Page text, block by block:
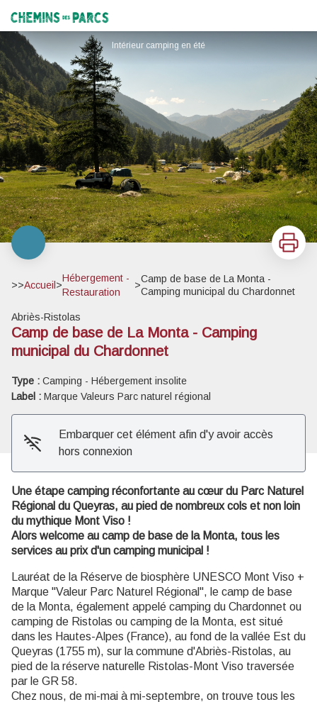
Chemins des Parcs
Intérieur camping en été
Voir l'image en plein écran
Imprimer
>>Accueil >
Hébergement -
Restauration
>
Camp de base de La Monta -
Camping municipal du Chardonnet
Abriès-Ristolas
Camp de base de La Monta - Camping
municipal du Chardonnet
Type : Camping - Hébergement insolite
Label : Marque Valeurs Parc naturel régional
Embarquer cet élément afin d'y avoir accès
hors connexion
Une étape camping réconfortante au cœur du Parc Naturel
Régional du Queyras, au pied de nombreux cols et non loin
du mythique Mont Viso !
Alors welcome au camp de base de la Monta, tous les
services au prix d'un camping municipal !
Lauréat de la Réserve de biosphère UNESCO Mont Viso +
Marque "Valeur Parc Naturel Régional", le camp de base
de la Monta, également appelé camping du Chardonnet ou
camping de Ristolas ou camping de la Monta, est situé
dans les Hautes-Alpes (France), au fond de la vallée Est du
Queyras (1755 m), sur la commune d'Abriès-Ristolas, au
pied de la réserve naturelle Ristolas-Mont Viso traversée
par le GR 58.
Chez nous, de mi-mai à mi-septembre, on trouve tous les